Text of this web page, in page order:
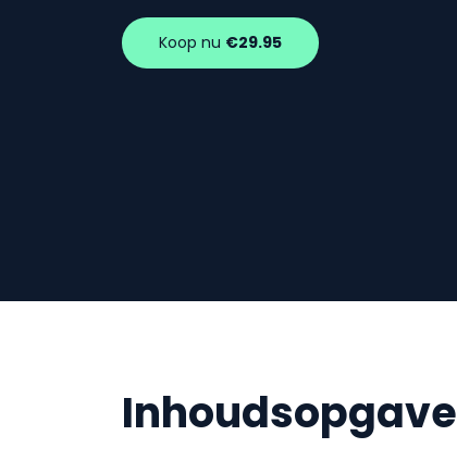
Koop nu €29.95
Inhoudsopgave